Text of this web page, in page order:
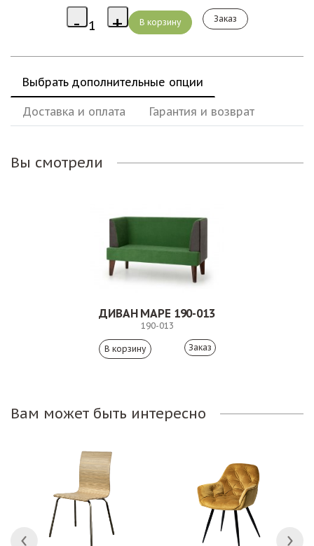
Заказ
Выбрать дополнительные опции
Доставка и оплата Гарантия и возврат
Вы смотрели
ДИВАН МАРЕ 190-013
190-013
Заказ
Вам может быть интересно